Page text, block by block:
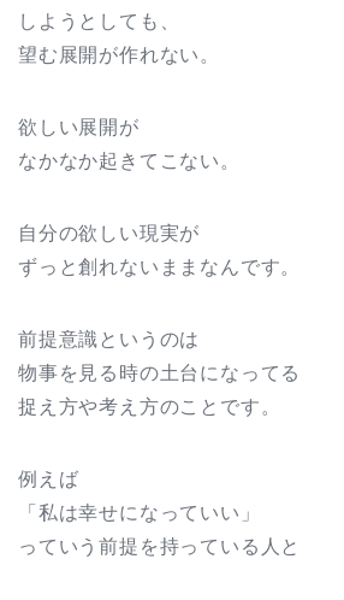
しようとしても、
望む展開が作れない。
欲しい展開が
なかなか起きてこない。
自分の欲しい現実が
ずっと創れないままなんです。
前提意識というのは
物事を見る時の土台になってる
捉え方や考え方のことです。
例えば
「私は幸せになっていい」
っていう前提を持っている人と